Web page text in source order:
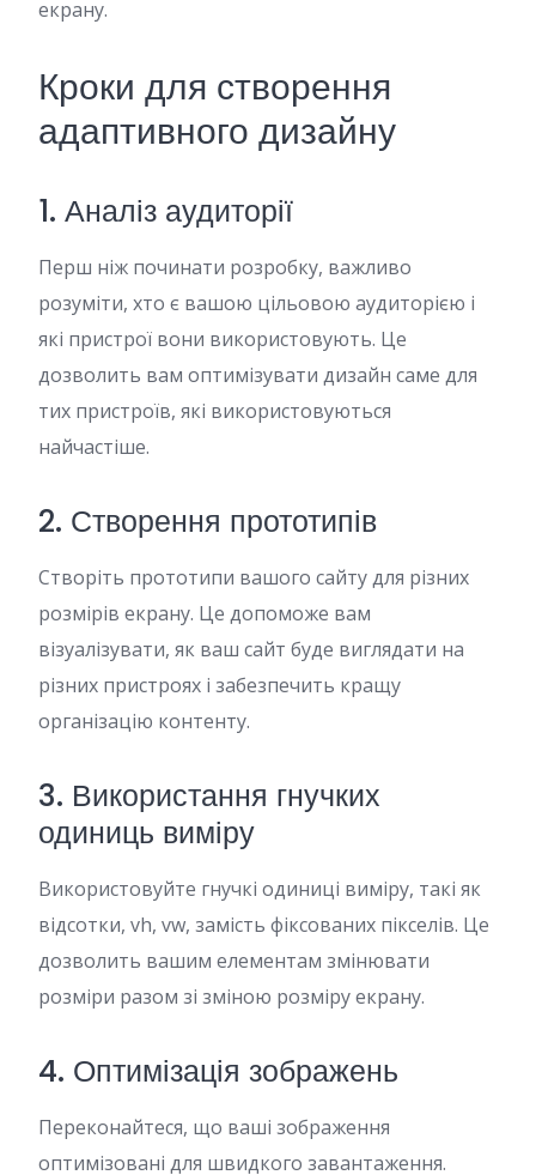
екрану.
Кроки для створення
адаптивного дизайну
1. Аналіз аудиторії
Перш ніж починати розробку, важливо
розуміти, хто є вашою цільовою аудиторією і
які пристрої вони використовують. Це
дозволить вам оптимізувати дизайн саме для
тих пристроїв, які використовуються
найчастіше.
2. Створення прототипів
Створіть прототипи вашого сайту для різних
розмірів екрану. Це допоможе вам
візуалізувати, як ваш сайт буде виглядати на
різних пристроях і забезпечить кращу
організацію контенту.
3. Використання гнучких
одиниць виміру
Використовуйте гнучкі одиниці виміру, такі як
відсотки, vh, vw, замість фіксованих пікселів. Це
дозволить вашим елементам змінювати
розміри разом зі зміною розміру екрану.
4. Оптимізація зображень
Переконайтеся, що ваші зображення
оптимізовані для швидкого завантаження.